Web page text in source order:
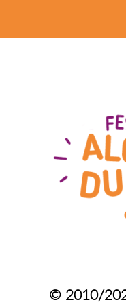
© 2010/